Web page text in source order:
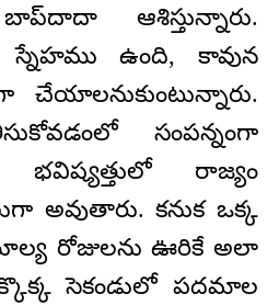
ఆశిస్తున్నారు.
ఉంది, కావున
చేయాలనుకుంటున్నారు.
సంపన్నంగా
రాజ్యం
అవుతారు. కనుక ఒక్క
రోజులను ఊరికే అలా
సెకండులో పదమాల